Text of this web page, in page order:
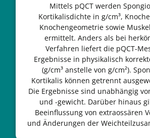
Mittels pQCT werden
Kortikalisdichte in g/cm³,
Knochengeometrie sowie
ermittelt. Anders als bei
Verfahren liefert die pQCT-
Ergebnisse in physikalisch
(g/cm³ anstelle von g/cm²).
Kortikalis können getrennt
Die Ergebnisse sind unabhängig
und -gewicht. Darüber hinaus
Beeinflussung von extraossären
und Änderungen der